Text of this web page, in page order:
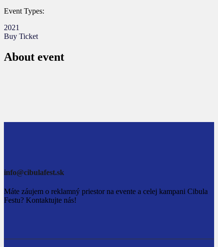
Event Types:
2021
Buy Ticket
About event
info@cibulafest.sk
Máte záujem o reklamný priestor na evente a celej kampani Cibula
Festu? Kontaktujte nás!